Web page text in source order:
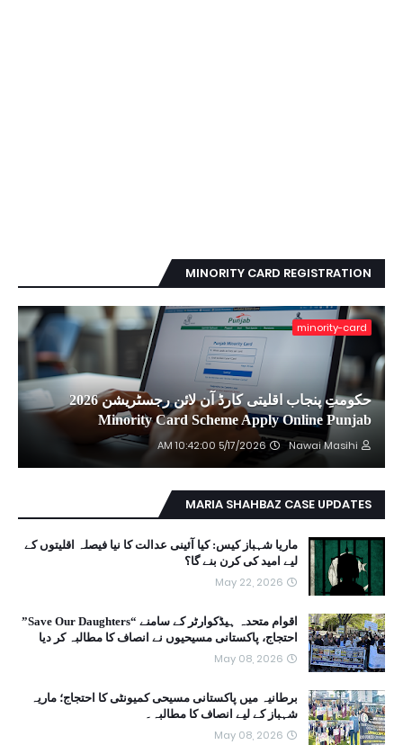
MINORITY CARD REGISTRATION
minority-card
حکومتِ پنجاب اقلیتی کارڈ آن لائن رجسٹریشن 2026
Minority Card Scheme Apply Online Punjab
Nawai Masihi
5/17/2026 10:42:00 AM
MARIA SHAHBAZ CASE UPDATES
ماریا شہباز کیس: کیا آئینی عدالت کا نیا فیصلہ اقلیتوں کے
لیے امید کی کرن بنے گا؟
May 22, 2026
اقوام متحدہ ہیڈکوارٹر کے سامنے “Save Our Daughters”
احتجاج، پاکستانی مسیحیوں نے انصاف کا مطالبہ کر دیا
May 08, 2026
برطانیہ میں پاکستانی مسیحی کمیونٹی کا احتجاج؛ ماریہ
شہباز کے لیے انصاف کا مطالبہ۔
May 08, 2026